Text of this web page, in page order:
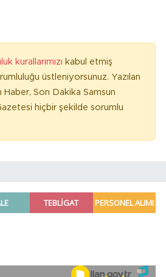
kurallarımızı kabul etmiş
üstleniyorsunuz. Yazılan
Son Dakika Samsun
hiçbir şekilde sorumlu